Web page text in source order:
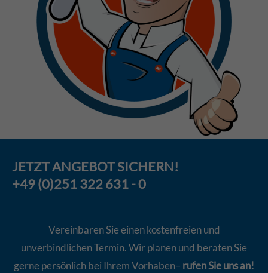
JETZTANGEBOTSICHERN!
+49 (0)251 322 631 - 0
Vereinbaren Sie einen kostenfreien und
unverbindlichen Termin. Wir planen und beraten Sie
gerne persönlich bei Ihrem Vorhaben– rufen Sie uns an!